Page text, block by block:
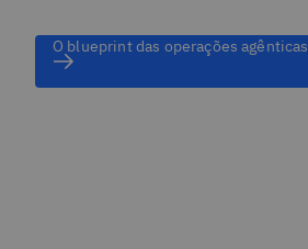
O blueprint das operações agênticas